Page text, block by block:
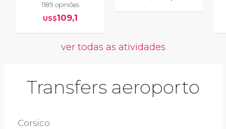
1189 opiniões
US$109,1
ver todas as atividades
Transfers aeroporto
Corsico